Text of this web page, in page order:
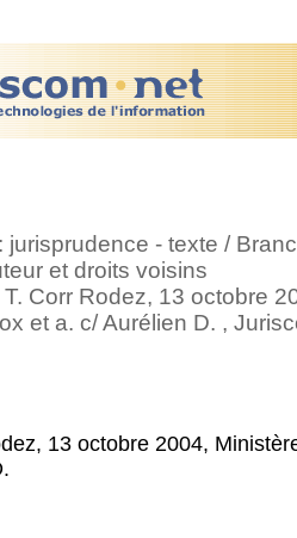
jurisprudence - texte /
et droits voisins
T. Corr Rodez, 13 octobre
et a. c/ Aurélien D. ,
13 octobre 2004,